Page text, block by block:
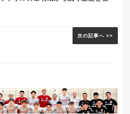
次の記事へ >>